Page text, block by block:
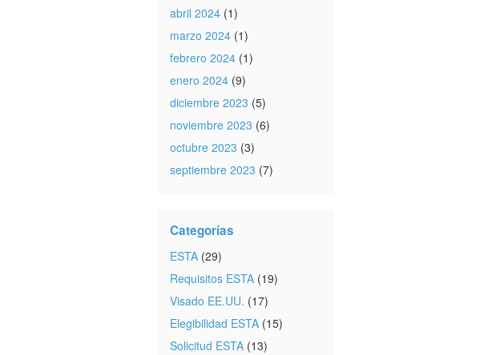
abril 2024 (1)
marzo 2024 (1)
febrero 2024 (1)
enero 2024 (9)
diciembre 2023 (5)
noviembre 2023 (6)
octubre 2023 (3)
septiembre 2023 (7)
Categorías
ESTA (29)
Requisitos ESTA (19)
Visado EE.UU. (17)
Elegibilidad ESTA (15)
Solicitud ESTA (13)